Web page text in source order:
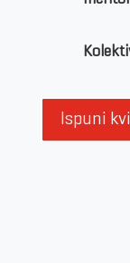
Ispuni